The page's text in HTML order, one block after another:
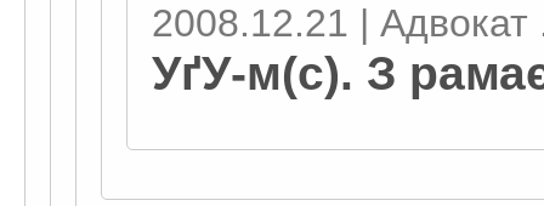
2008.12.21 | Адвокат
УґУ-м(с). З